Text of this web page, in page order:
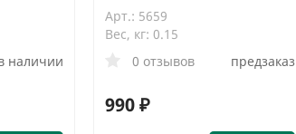
наличии
Арт.: 5659
Вес, кг: 0.15
0 отзывов
предзаказ
990 ₽